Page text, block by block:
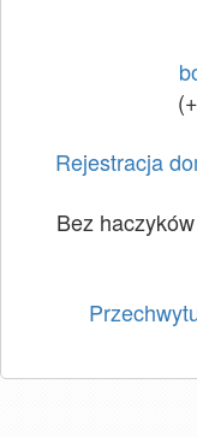
Rejestracja
Bez